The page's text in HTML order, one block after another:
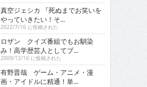
真空ジェシカ 『死ぬまでお笑いを
やっていきたい！そ...
2022/7/16 に投稿された
ロザン クイズ番組でもお馴染
み！高学歴芸人としてブ...
2009/12/16 に投稿された
有野晋哉 ゲーム・アニメ・漫
画・アイドルに精通！単...